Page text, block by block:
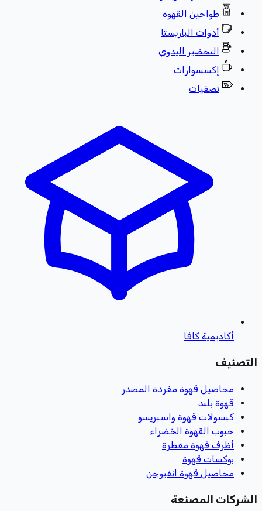
طواحين القهوة
أدوات الباريستا
التحضير اليدوي
إكسسوارات
تصفيات
أكاديمية كافا
محاصيل قهوة مفردة المصدر
قهوة بلند
كبسولات قهوة واسبريسو
حبوب القهوة الخضراء
أظرف قهوة مقطرة
بوكسات قهوة
محاصيل قهوة انفيوجن
المصنعة